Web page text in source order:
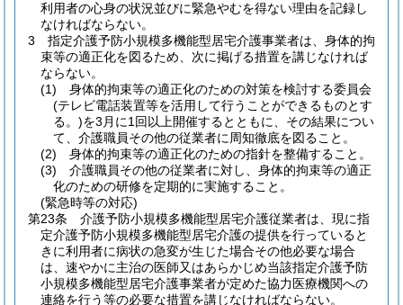
利用者の心身の状況並びに緊急やむを得ない理由を記録し
なければならない。
3
指定介護予防小規模多機能型居宅介護事業者は、身体的拘
束等の適正化を図るため、次に掲げる措置を講じなければ
ならない。
(1)
身体的拘束等の適正化のための対策を検討する委員会
(テレビ電話装置等を活用して行うことができるものとす
る。)を3月に1回以上開催するとともに、その結果につい
て、介護職員その他の従業者に周知徹底を図ること。
(2)
身体的拘束等の適正化のための指針を整備すること。
(3)
介護職員その他の従業者に対し、身体的拘束等の適正
化のための研修を定期的に実施すること。
(緊急時等の対応)
第23条
介護予防小規模多機能型居宅介護従業者は、現に指
定介護予防小規模多機能型居宅介護の提供を行っていると
きに利用者に病状の急変が生じた場合その他必要な場合
は、速やかに主治の医師又はあらかじめ当該指定介護予防
小規模多機能型居宅介護事業者が定めた協力医療機関への
連絡を行う等の必要な措置を講じなければならない。